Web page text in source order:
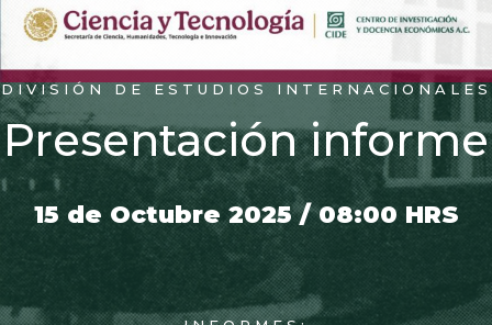
DIVISIÓN DE ESTUDIOS INTERNACIONALES
Presentación informe
15 de Octubre 2025 / 08:00 HRS